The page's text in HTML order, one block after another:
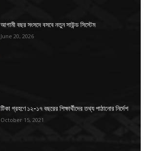
আগামী বছর সংসদে বসবে নতুন সাউন্ড সিস্টেম
June 20, 2026
টিকা গ্রহণে ১২-১৭ বছরের শিক্ষার্থীদের তথ্য পাঠানোর নির্দেশ
October 15, 2021